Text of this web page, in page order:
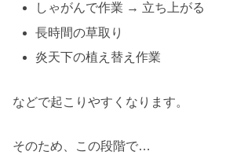
しゃがんで作業 → 立ち上がる
長時間の草取り
炎天下の植え替え作業
などで起こりやすくなります。
そのため、この段階で…